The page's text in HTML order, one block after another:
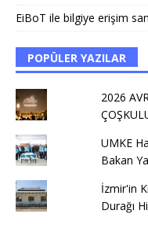
EiBoT ile bilgiye erişim
POPÜLER YAZILAR
2026
UMKE
Bakan
İzmir'in
Durağı